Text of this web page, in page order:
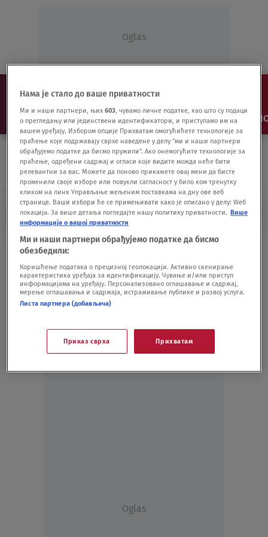
Oglas
NAJNOVIJE VESTI SHOW SPORT VIDEO
PREMIKJER LIGA ŠKOTSKE
dvojnika iz Škotske
FUDBAL04.08.20.
Oglas
Нама је стало до ваше приватности
Ми и наши партнери, њих603, чувамо личне податке, као што су подаци
о прегледању или јединствени идентификатори, и приступамо им на
вашем уређају. Избором опције Прихватам омогућићете технологије за
праћење које подржавају сврхе наведене у делу "ми и наши партнери
обрађујемо податке да бисмо пружили". Ако онемогућите технологије за
праћење, одређени садржај и огласи које видите можда неће бити
релевантни за вас. Можете да поново прикажете овај мени да бисте
променили своје изборе или повукли сагласност у било ком тренутку
кликом на линк Управљање жељеним поставкама на дну ове веб
странице. Ваши избори ће се примењивати како је описано у делу: Wеб
локација. За више детаља погледајте нашу политику приватности. Више
информација о вашој приватности
Ми и наши партнери обрађујемо податке да бисмо
обезбедили:
Коришћење података о прецизној геолокацији. Активно скенирање
карактеристика уређаја за идентификацију. Чување и/или приступ
информацијама на уређају. Персонализовано оглашавање и садржај,
мерење оглашавања и садржаја, истраживање публике и развој услуга.
Листа партнера (добављача)
Приказ сврха Прихватам